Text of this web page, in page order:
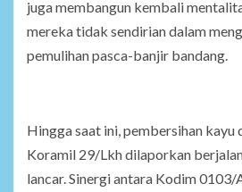
juga membangun kembali
mereka tidak sendirian dalam
pemulihan pasca-banjir bandang.
Hingga saat ini, pembersihan
Koramil 29/Lkh dilaporkan
lancar. Sinergi antara Kodim